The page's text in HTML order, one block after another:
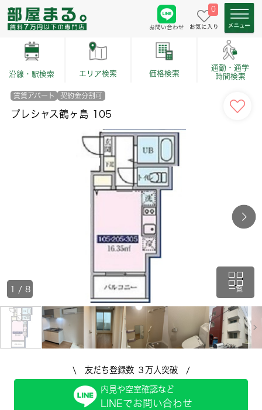
お問い合わせ
0
お気に入り
沿線・駅検索 エリア検索 価格検索
通勤・通学
時間検索
賃貸アパート 契約金分割可
プレシャス鶴ヶ島 105
一覧
1 / 8
\ 友だち登録数 ３万人突破 /
内見や空室確認など
LINEでお問い合わせ